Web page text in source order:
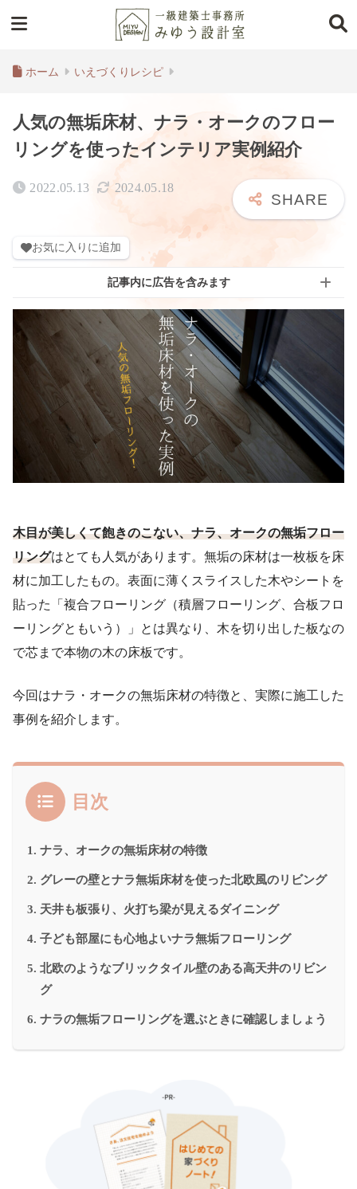
ホーム いえづくりレシピ
人気の無垢床材、ナラ・オークのフロー
リングを使ったインテリア実例紹介
2022.05.13 2024.05.18
お気に入りに追加
記事内に広告を含みます
木目が美しくて飽きのこない、ナラ、オークの無垢フロー
リングはとても人気があります。無垢の床材は一枚板を床
材に加工したもの。表面に薄くスライスした木やシートを
貼った「複合フローリング（積層フローリング、合板フロ
ーリングともいう）」とは異なり、木を切り出した板なの
で芯まで本物の木の床板です。
今回はナラ・オークの無垢床材の特徴と、実際に施工した
事例を紹介します。
目次
ナラ、オークの無垢床材の特徴
グレーの壁とナラ無垢床材を使った北欧風のリビング
天井も板張り、火打ち梁が見えるダイニング
子ども部屋にも心地よいナラ無垢フローリング
北欧のようなブリックタイル壁のある高天井のリビン
グ
ナラの無垢フローリングを選ぶときに確認しましょう